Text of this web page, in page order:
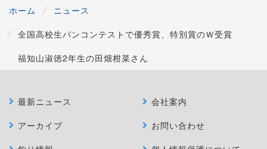
ホーム
ニュース
全国高校生パンコンテストで優秀賞、特別賞のＷ受賞
福知山淑徳2年生の田畑柑菜さん
最新ニュース
アーカイブ
会社案内
お問い合わせ